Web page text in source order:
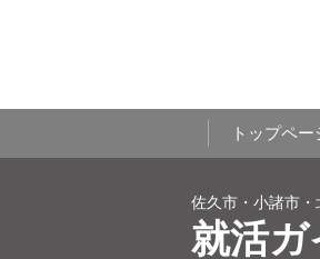
トップペー
佐久市・小諸市
就活